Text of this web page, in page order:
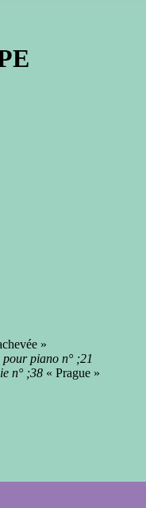
»
piano n° ;21
n° ;38 « Prague »